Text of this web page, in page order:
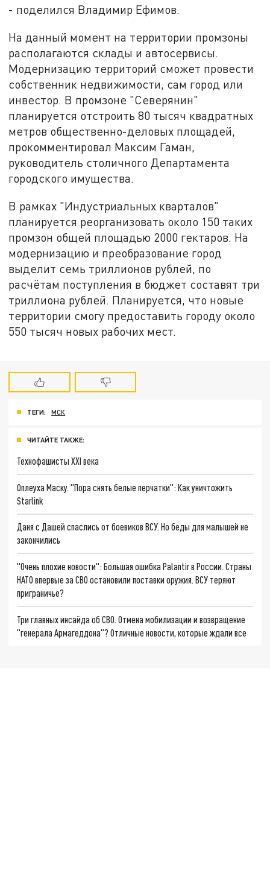
- поделился Владимир Ефимов.
На данный момент на территории промзоны
располагаются склады и автосервисы.
Модернизацию территорий сможет провести
собственник недвижимости, сам город или
инвестор. В промзоне "Северянин"
планируется отстроить 80 тысяч квадратных
метров общественно-деловых площадей,
прокомментировал Максим Гаман,
руководитель столичного Департамента
городского имущества.
В рамках "Индустриальных кварталов"
планируется реорганизовать около 150 таких
промзон общей площадью 2000 гектаров. На
модернизацию и преобразование город
выделит семь триллионов рублей, по
расчётам поступления в бюджет составят три
триллиона рублей. Планируется, что новые
территории смогу предоставить городу около
550 тысяч новых рабочих мест.
ТЕГИ: МСК
ЧИТАЙТЕ ТАКЖЕ:
Технофашисты XXI века
Оплеуха Маску. "Пора снять белые перчатки": Как уничтожить
Starlink
Даня с Дашей спаслись от боевиков ВСУ. Но беды для малышей не
закончились
"Очень плохие новости": Большая ошибка Palantir в России. Страны
НАТО впервые за СВО остановили поставки оружия. ВСУ теряют
приграничье?
Три главных инсайда об СВО. Отмена мобилизации и возвращение
"генерала Армагеддона"? Отличные новости, которые ждали все